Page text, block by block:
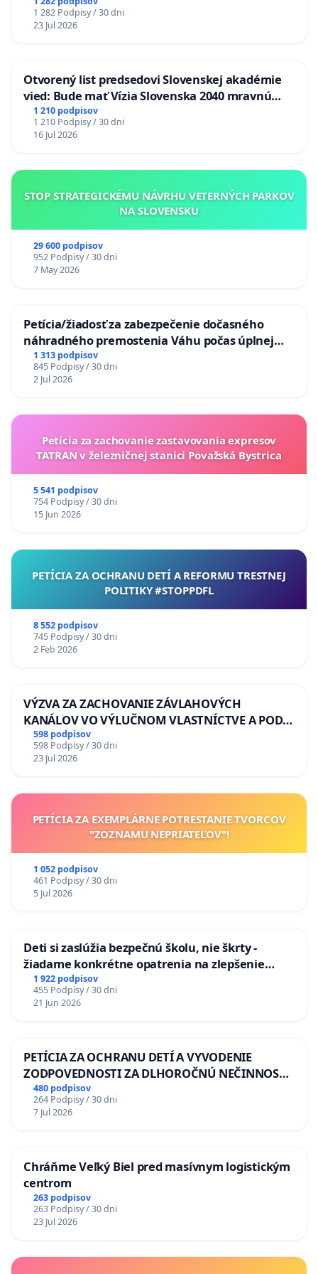
1 282 Podpisy / 30 dni
23 Jul 2026
Otvorený list predsedovi Slovenskej akadémie
vied: Bude mať Vízia Slovenska 2040 mravnú
chrbticu?
1 210 podpisov
1 210 Podpisy / 30 dni
16 Jul 2026
STOP STRATEGICKÉMU NÁVRHU VETERNÝCH PARKOV
NA SLOVENSKU
29 600 podpisov
952 Podpisy / 30 dni
7 May 2026
Petícia/žiadosť za zabezpečenie dočasného
náhradného premostenia Váhu počas úplnej
uzávery Vážskeho mosta v Komárne
1 313 podpisov
845 Podpisy / 30 dni
2 Jul 2026
Petícia za zachovanie zastavovania expresov
TATRAN v železničnej stanici Považská Bystrica
5 541 podpisov
754 Podpisy / 30 dni
15 Jun 2026
PETÍCIA ZA OCHRANU DETÍ A REFORMU TRESTNEJ
POLITIKY #STOPPDFL
8 552 podpisov
745 Podpisy / 30 dni
2 Feb 2026
VÝZVA ZA ZACHOVANIE ZÁVLAHOVÝCH
KANÁLOV VO VÝLUČNOM VLASTNÍCTVE A POD
KONTROLOU SLOVENSKEJ REPUBLIKY & žiadosť
na riešenie zanedbaného stavu závlahových a
odvodňovacích kanálov na Slovensku
598 podpisov
598 Podpisy / 30 dni
23 Jul 2026
PETÍCIA ZA EXEMPLÁRNE POTRESTANIE TVORCOV
"ZOZNAMU NEPRIATEĽOV"!
1 052 podpisov
461 Podpisy / 30 dni
5 Jul 2026
Deti si zaslúžia bezpečnú školu, nie škrty -
žiadame konkrétne opatrenia na zlepšenie
situácie v školstve
1 922 podpisov
455 Podpisy / 30 dni
21 Jun 2026
PETÍCIA ZA OCHRANU DETÍ A VYVODENIE
ZODPOVEDNOSTI ZA DLHOROČNÚ NEČINNOSŤ
A ZLYHANIE ŠTÁTU
480 podpisov
264 Podpisy / 30 dni
7 Jul 2026
Chráňme Veľký Biel pred masívnym logistickým
centrom
263 podpisov
263 Podpisy / 30 dni
23 Jul 2026